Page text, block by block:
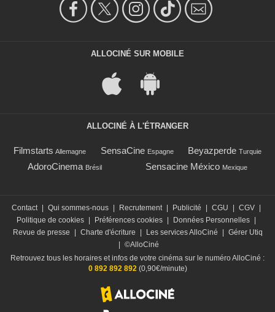
ALLOCINÉ SUR MOBILE
ALLOCINÉ À L'ÉTRANGER
Filmstarts Allemagne SensaCine Espagne Beyazperde Turquie
AdoroCinema Brésil Sensacine México Mexique
Contact | Qui sommes-nous | Recrutement | Publicité | CGU | CGV |
Politique de cookies | Préférences cookies | Données Personnelles |
Revue de presse
| Charte d'écriture | Les services AlloCiné | Gérer Utiq
| ©AlloCiné
Retrouvez tous les horaires et infos de votre cinéma sur le numéro AlloCiné :
0 892 892 892 (0,90€/minute)